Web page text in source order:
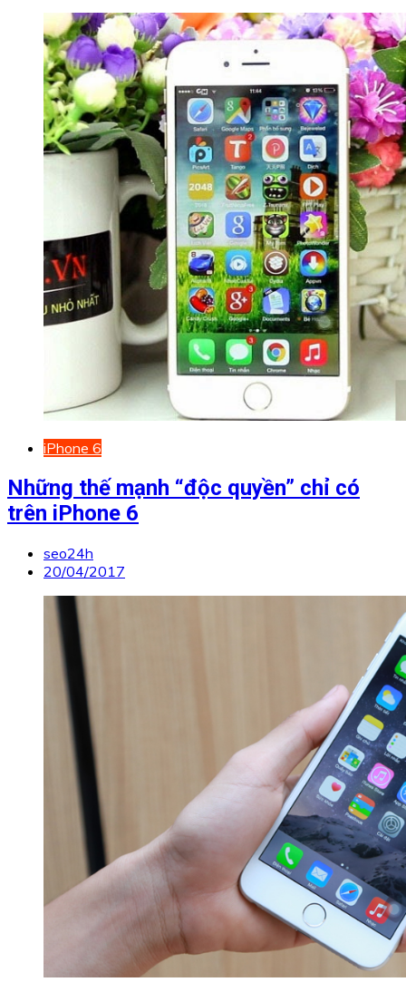
iPhone 6
Những thế mạnh “độc quyền” chỉ có
trên iPhone 6
seo24h
20/04/2017